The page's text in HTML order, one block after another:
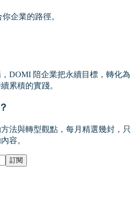
企業的路徑。
DOMI 陪企業把永續目標，轉化為
累積的實踐。
法與轉型觀點，每月精選幾封，只
容。
訂閱